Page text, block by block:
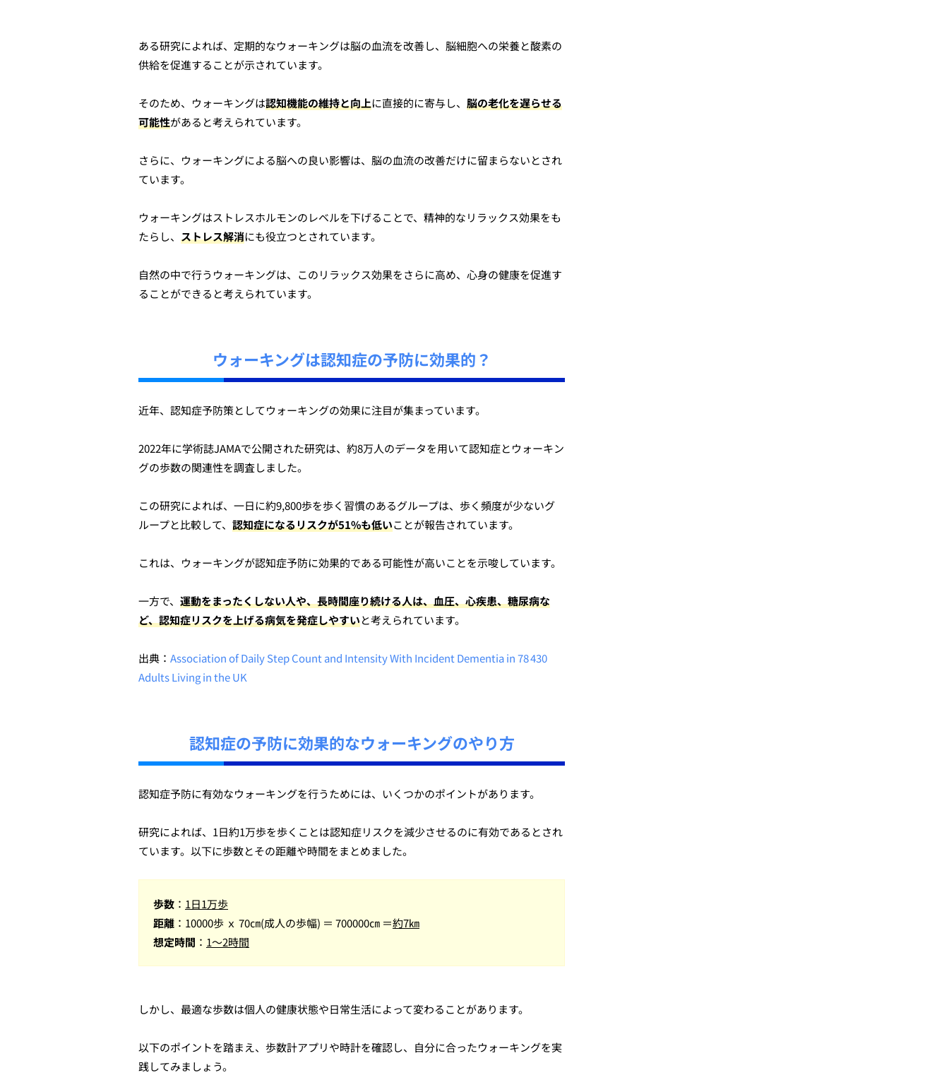
ある研究によれば、定期的なウォーキングは脳の血流を改善し、脳細胞への栄養と酸素の
供給を促進することが示されています。
そのため、ウォーキングは認知機能の維持と向上に直接的に寄与し、 脳の老化を遅らせる
可能性があると考えられています。
さらに、ウォーキングによる脳への良い影響は、脳の血流の改善だけに留まらないとされ
ています。
ウォーキングはストレスホルモンのレベルを下げることで、精神的なリラックス効果をも
たらし、 ストレス解消にも役立つとされています。
自然の中で行うウォーキングは、このリラックス効果をさらに高め、心身の健康を促進す
ることができると考えられています。
ウォーキングは認知症の予防に効果的？
近年、認知症予防策としてウォーキングの効果に注目が集まっています。
2022年に学術誌JAMAで公開された研究は、約8万人のデータを用いて認知症とウォーキン
グの歩数の関連性を調査しました。
この研究によれば、一日に約9,800歩を歩く習慣のあるグループは、歩く頻度が少ないグ
ループと比較して、 認知症になるリスクが51%も低いことが報告されています。
これは、ウォーキングが認知症予防に効果的である可能性が高いことを示唆しています。
一方で、 運動をまったくしない人や、長時間座り続ける人は、血圧、心疾患、糖尿病な
ど、認知症リスクを上げる病気を発症しやすいと考えられています。
出典： Association of Daily Step Count and Intensity With Incident Dementia in 78 430
Adults Living in the UK
認知症の予防に効果的なウォーキングのやり方
認知症予防に有効なウォーキングを行うためには、いくつかのポイントがあります。
研究によれば、1日約1万歩を歩くことは認知症リスクを減少させるのに有効であるとされ
ています。以下に歩数とその距離や時間をまとめました。
歩数 ： 1日1万歩
距離 ：10000歩 ｘ 70㎝(成人の歩幅) ＝ 700000㎝ ＝約7㎞
想定時間 ： 1～2時間
しかし、最適な歩数は個人の健康状態や日常生活によって変わることがあります。
以下のポイントを踏まえ、歩数計アプリや時計を確認し、自分に合ったウォーキングを実
践してみましょう。